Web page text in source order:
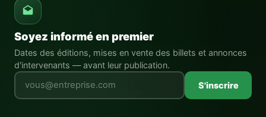
Soyez informé en premier
Dates des éditions, mises en vente des billets et annonces
d'intervenants — avant leur publication.
Laissez ce champ vide
S'inscrire